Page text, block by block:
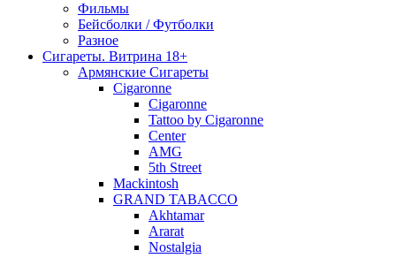
Фильмы
Бейсболки / Футболки
Разное
Сигареты. Витрина 18+
Армянские Сигареты
Cigaronne
Cigaronne
Tattoo by Cigaronne
Center
AMG
5th Street
Mackintosh
GRAND TABACCO
Akhtamar
Ararat
Nostalgia